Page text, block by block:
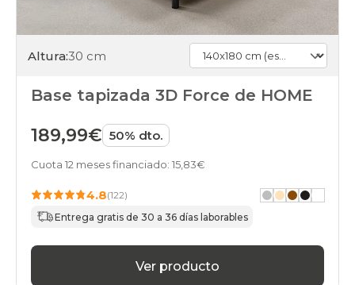
Altura:30 cm
Base tapizada 3D Force de HOME
189,99€ 50% dto.
Cuota 12 meses financiado: 15,83€
4.8(122)
Entrega gratis de 30 a 36 días laborables
Ver producto